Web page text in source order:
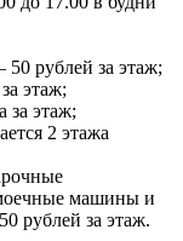
50 рублей за этаж;
этаж;
за этаж;
2 этажа
машины и
рублей за этаж.